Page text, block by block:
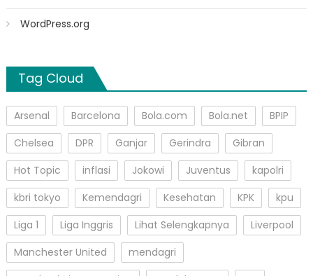
WordPress.org
Tag Cloud
Arsenal Barcelona Bola.com Bola.net
BPIP
Chelsea
DPR Ganjar Gerindra
Gibran
Hot Topic
inflasi Jokowi Juventus
kapolri
kbri tokyo
Kemendagri Kesehatan KPK
kpu
Liga 1
Liga Inggris Lihat Selengkapnya
Liverpool
Manchester United
mendagri